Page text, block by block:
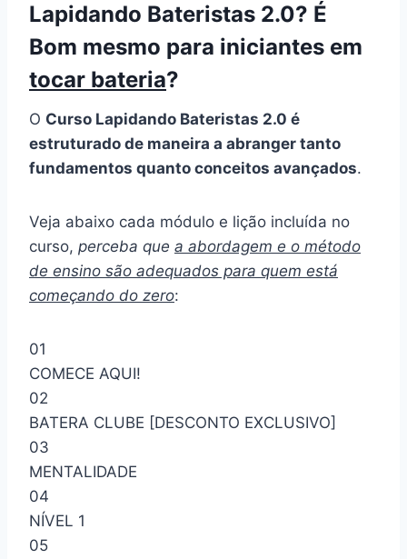
Lapidando Bateristas 2.0? É
Bom mesmo para iniciantes em
tocar bateria?
O Curso Lapidando Bateristas 2.0 é
estruturado de maneira a abranger tanto
fundamentos quanto conceitos avançados.
Veja abaixo cada módulo e lição incluída no
curso, perceba que a abordagem e o método
de ensino são adequados para quem está
começando do zero:
01
COMECE AQUI!
02
BATERA CLUBE [DESCONTO EXCLUSIVO]
03
MENTALIDADE
04
NÍVEL 1
05